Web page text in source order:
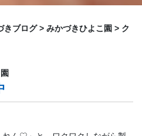
きブログ> みかづきひよこ園 > ク